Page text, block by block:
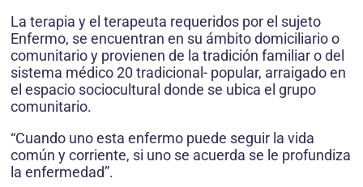
La terapia y el terapeuta requeridos por el sujeto
Enfermo, se encuentran en su ámbito domiciliario o
comunitario y provienen de la tradición familiar o del
sistema médico 20 tradicional- popular, arraigado en
el espacio sociocultural donde se ubica el grupo
comunitario.
“Cuando uno esta enfermo puede seguir la vida
común y corriente, si uno se acuerda se le profundiza
la enfermedad”.